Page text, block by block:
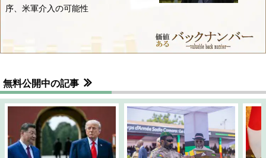
序、米軍介入の可能性
無料公開中の記事